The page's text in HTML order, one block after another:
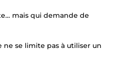
mais qui demande de
ne se limite pas à utiliser un